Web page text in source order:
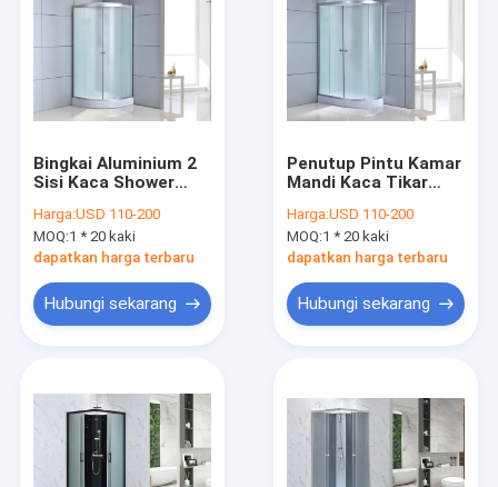
Produk
Video
Bingkai Aluminium 2
Sisi Kaca Shower
31''x31''x85''
Harga:USD 110-200
MOQ:1 * 20 kaki
dapatkan harga terbaru
Hubungi sekarang
Penutup Pintu Kamar
Mandi Kaca Tikar
1.2mm
Harga:USD 110-200
MOQ:1 * 20 kaki
dapatkan harga terbaru
Hubungi sekarang